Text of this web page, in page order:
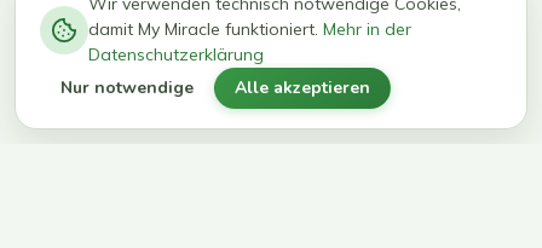
kg in 12
Wochen
erreichen
ihr Ziel
damit My Miracle funktioniert. Mehr in der
Datenschutzerklärung
Nur notwendige Alle akzeptieren